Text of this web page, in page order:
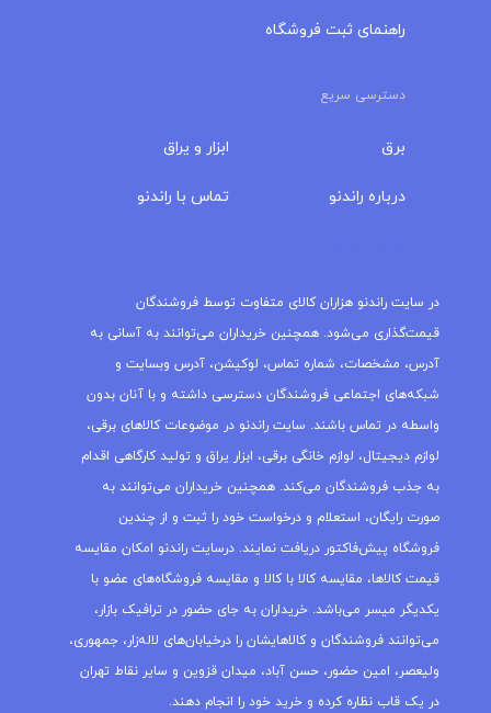
راهنمای ثبت فروشگاه
دسترسی سریع
برق
درباره‌ راندنو
ابزار و یراق
تماس با راندنو
در سایت راندنو هزاران کالای متفاوت توسط فروشندگان
قیمت‌گذاری می‌شود. همچنین خریداران می‌توانند به آسانی به
آدرس، مشخصات، شماره تماس، لوکیشن، آدرس وبسایت و
شبکه‌های اجتماعی فروشندگان دسترسی داشته و با آنان بدون
واسطه در تماس باشند. سایت راندنو در موضوعات کالاهای برقی،
لوازم دیجیتال، لوازم خانگی برقی، ابزار یراق و تولید کارگاهی اقدام
به جذب فروشندگان می‌کند. همچنین خریداران می‌توانند به
صورت رایگان، استعلام و درخواست خود را ثبت و از چندین
فروشگاه پیش‌فاکتور دریافت نمایند. درسایت راندنو امکان مقایسه
قیمت کالاها، مقایسه کالا با کالا و مقایسه فروشگاه‌های عضو با
یکدیگر میسر می‌باشد. خریداران به جای حضور در ترافیک بازار،
می‌توانند فروشندگان و کالاهایشان را درخیابان‌های لاله‌زار، جمهوری،
ولیعصر، امین حضور، حسن آباد، میدان قزوین و سایر نقاط تهران
در یک قاب نظاره کرده و خرید خود را انجام دهند.